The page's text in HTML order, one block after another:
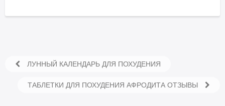
ЛУННЫЙ КАЛЕНДАРЬ ДЛЯ ПОХУДЕНИЯ
ТАБЛЕТКИ ДЛЯ ПОХУДЕНИЯ АФРОДИТА ОТЗЫВЫ